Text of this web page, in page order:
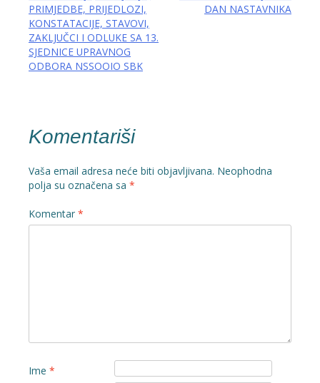
članaka
PRIMJEDBE, PRIJEDLOZI,
KONSTATACIJE, STAVOVI,
ZAKLJUČCI I ODLUKE SA 13.
SJEDNICE UPRAVNOG
ODBORA NSSOOIO SBK
DAN NASTAVNIKA
Komentariši
Vaša email adresa neće biti objavljivana. Neophodna
polja su označena sa *
Komentar *
Ime *